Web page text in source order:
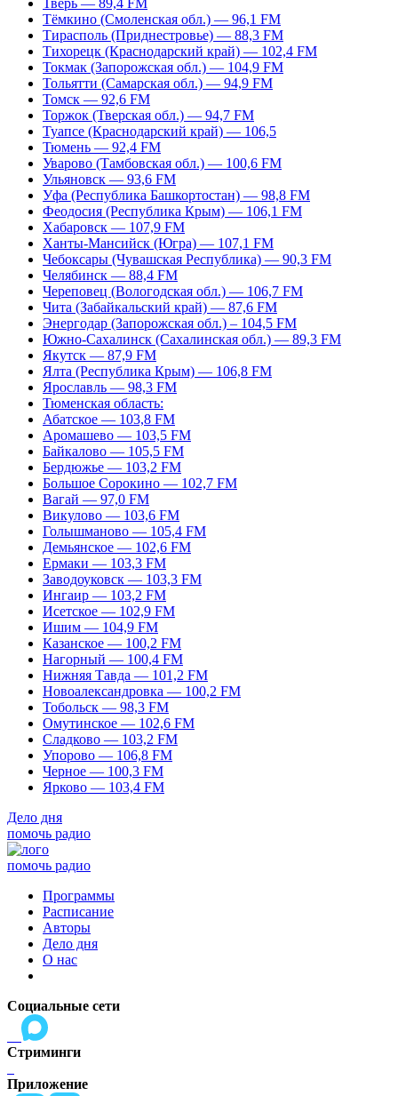
Тверь — 89,4 FM
Тёмкино (Смоленская обл.) — 96,1 FM
Тирасполь (Приднестровье) — 88,3 FM
Тихорецк (Краснодарский край) — 102,4 FM
Токмак (Запорожская обл.) — 104,9 FM
Тольятти (Самарская обл.) — 94,9 FM
Томск — 92,6 FM
Торжок (Тверская обл.) — 94,7 FM
Туапсе (Краснодарский край) — 106,5
Тюмень — 92,4 FM
Уварово (Тамбовская обл.) — 100,6 FM
Ульяновск — 93,6 FM
Уфа (Республика Башкортостан) — 98,8 FM
Феодосия (Республика Крым) — 106,1 FM
Хабаровск — 107,9 FM
Ханты-Мансийск (Югра) — 107,1 FM
Чебоксары (Чувашская Республика) — 90,3 FM
Челябинск — 88,4 FM
Череповец (Вологодская обл.) — 106,7 FM
Чита (Забайкальский край) — 87,6 FM
Энергодар (Запорожская обл.) – 104,5 FM
Южно-Сахалинск (Сахалинская обл.) — 89,3 FM
Якутск — 87,9 FM
Ялта (Республика Крым) — 106,8 FM
Ярославль — 98,3 FM
Тюменская область:
Абатское — 103,8 FM
Аромашево — 103,5 FM
Байкалово — 105,5 FM
Бердюжье — 103,2 FM
Большое Сорокино — 102,7 FM
Вагай — 97,0 FM
Викулово — 103,6 FM
Голышманово — 105,4 FM
Демьянское — 102,6 FM
Ермаки — 103,3 FM
Заводоуковск — 103,3 FM
Ингаир — 103,2 FM
Исетское — 102,9 FM
Ишим — 104,9 FM
Казанское — 100,2 FM
Нагорный — 100,4 FM
Нижняя Тавда — 101,2 FM
Новоалександровка — 100,2 FM
Тобольск — 98,3 FM
Омутинское — 102,6 FM
Сладково — 103,2 FM
Упорово — 106,8 FM
Черное — 100,3 FM
Ярково — 103,4 FM
Дело дня
помочь радио
помочь радио
Программы
Расписание
Авторы
Дело дня
О нас
Социальные сети
Стриминги
Приложение